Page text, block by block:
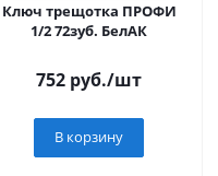
Ключ трещотка ПРОФИ
1/2 72зуб. БелАК
752 руб./шт
В корзину